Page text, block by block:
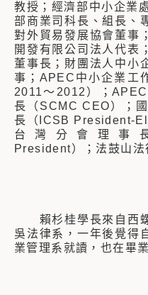
教授；經濟部中小企業
部商業司科長、組長、
對外貿易發展協會董事
開發有限公司法人代表
董事長；財團法人中小
事；APEC中小企業工
2011～2012）；
長（SCMC CEO）；
長（ICSB President-
台灣分會理事長
President）；法鼓山法
賴杉桂學長來自西螺
吳法律系，一年後覺得
業管理系就讀，也在畢